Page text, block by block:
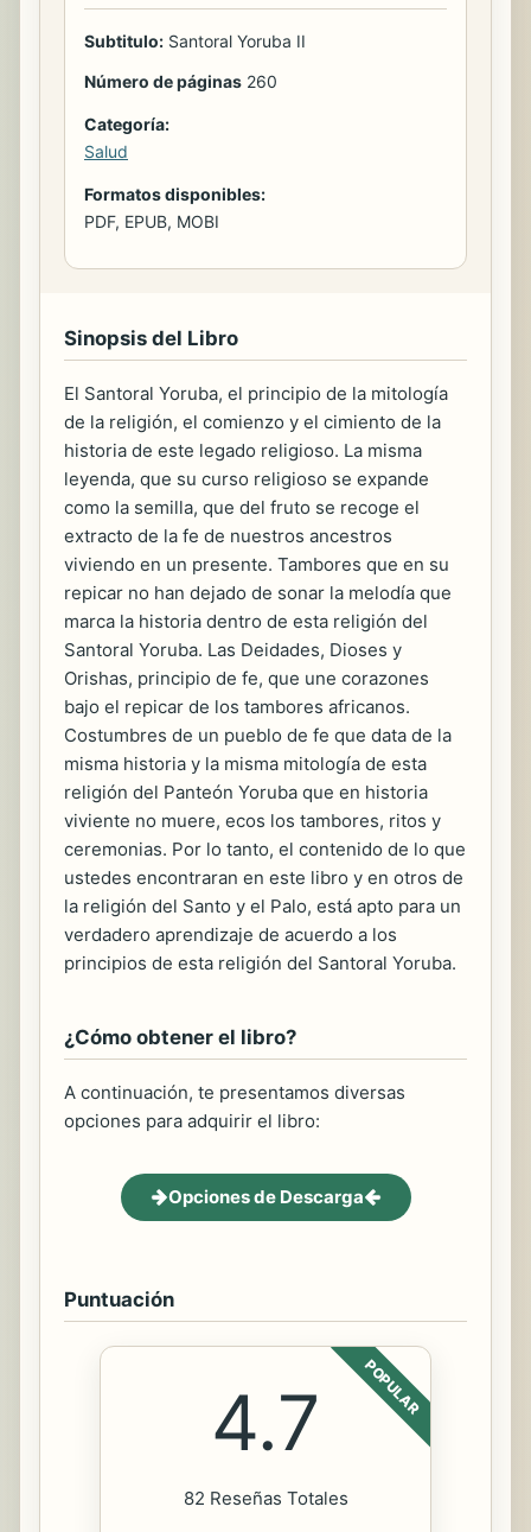
Subtitulo: Santoral Yoruba II
Número de páginas 260
Categoría:
Salud
Formatos disponibles:
PDF, EPUB, MOBI
Sinopsis del Libro
El Santoral Yoruba, el principio de la mitología
de la religión, el comienzo y el cimiento de la
historia de este legado religioso. La misma
leyenda, que su curso religioso se expande
como la semilla, que del fruto se recoge el
extracto de la fe de nuestros ancestros
viviendo en un presente. Tambores que en su
repicar no han dejado de sonar la melodía que
marca la historia dentro de esta religión del
Santoral Yoruba. Las Deidades, Dioses y
Orishas, principio de fe, que une corazones
bajo el repicar de los tambores africanos.
Costumbres de un pueblo de fe que data de la
misma historia y la misma mitología de esta
religión del Panteón Yoruba que en historia
viviente no muere, ecos los tambores, ritos y
ceremonias. Por lo tanto, el contenido de lo que
ustedes encontraran en este libro y en otros de
la religión del Santo y el Palo, está apto para un
verdadero aprendizaje de acuerdo a los
principios de esta religión del Santoral Yoruba.
¿Cómo obtener el libro?
A continuación, te presentamos diversas
opciones para adquirir el libro:
Opciones de Descarga
Puntuación
POPULAR
4.7
82 Reseñas Totales